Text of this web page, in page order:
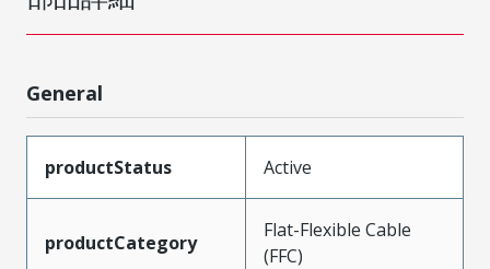
General
productStatus Active
productCategory
Flat-Flexible Cable
(FFC)